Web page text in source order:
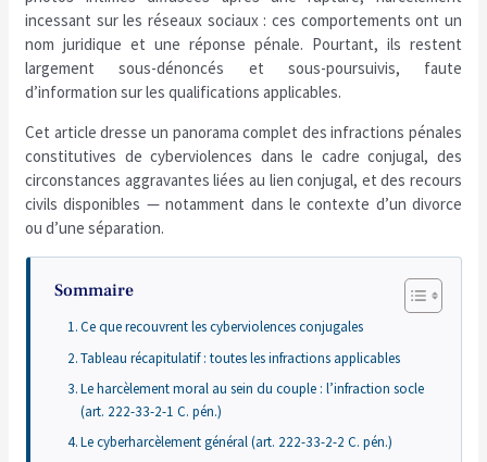
incessant sur les réseaux sociaux : ces comportements ont un
nom juridique et une réponse pénale. Pourtant, ils restent
largement sous-dénoncés et sous-poursuivis, faute
d’information sur les qualifications applicables.
Cet article dresse un panorama complet des infractions pénales
constitutives de cyberviolences dans le cadre conjugal, des
circonstances aggravantes liées au lien conjugal, et des recours
civils disponibles — notamment dans le contexte d’un divorce
ou d’une séparation.
Sommaire
Ce que recouvrent les cyberviolences conjugales
Tableau récapitulatif : toutes les infractions applicables
Le harcèlement moral au sein du couple : l’infraction socle
(art. 222-33-2-1 C. pén.)
Le cyberharcèlement général (art. 222-33-2-2 C. pén.)